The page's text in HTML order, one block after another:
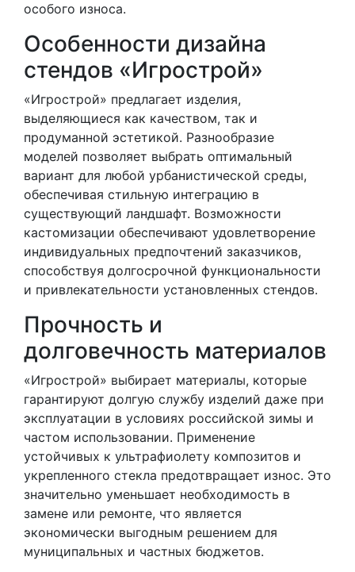
особого износа.
Особенности дизайна
стендов «Игрострой»
«Игрострой» предлагает изделия,
выделяющиеся как качеством, так и
продуманной эстетикой. Разнообразие
моделей позволяет выбрать оптимальный
вариант для любой урбанистической среды,
обеспечивая стильную интеграцию в
существующий ландшафт. Возможности
кастомизации обеспечивают удовлетворение
индивидуальных предпочтений заказчиков,
способствуя долгосрочной функциональности
и привлекательности установленных стендов.
Прочность и
долговечность материалов
«Игрострой» выбирает материалы, которые
гарантируют долгую службу изделий даже при
эксплуатации в условиях российской зимы и
частом использовании. Применение
устойчивых к ультрафиолету композитов и
укрепленного стекла предотвращает износ. Это
значительно уменьшает необходимость в
замене или ремонте, что является
экономически выгодным решением для
муниципальных и частных бюджетов.